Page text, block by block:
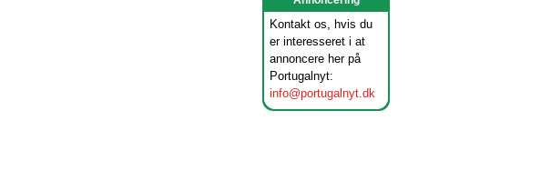
Kontakt os, hvis du
er interesseret i at
annoncere her på
Portugalnyt:
info@portugalnyt.dk